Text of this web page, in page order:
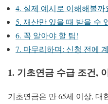
4. 실제 예시로 이해해볼까
5. 재산만 있을 때 받을 수
6. 꼭 알아야 할 팁!
7. 마무리하며: 신청 전에
1. 기초연금 수급 조건,
기초연금은 만 65세 이상, 대